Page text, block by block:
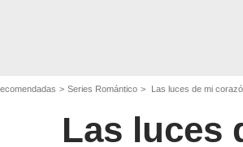
Series Romántico Las luces de mi
Las luces